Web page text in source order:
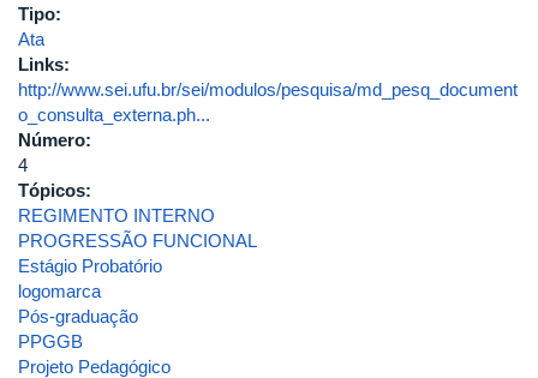
Tipo:
Ata
Links:
http://www.sei.ufu.br/sei/modulos/pesquisa/md_pesq_document
o_consulta_externa.ph...
Número:
4
Tópicos:
REGIMENTO INTERNO
PROGRESSÃO FUNCIONAL
Estágio Probatório
logomarca
Pós-graduação
PPGGB
Projeto Pedagógico